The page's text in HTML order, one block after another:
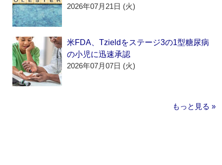
2026年07月21日 (火)
米FDA、Tzieldをステージ3の1型糖尿病
の小児に迅速承認
2026年07月07日 (火)
もっと見る »